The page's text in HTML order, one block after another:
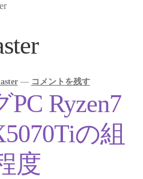
— コメントを残す
Ryzen7
の組
度